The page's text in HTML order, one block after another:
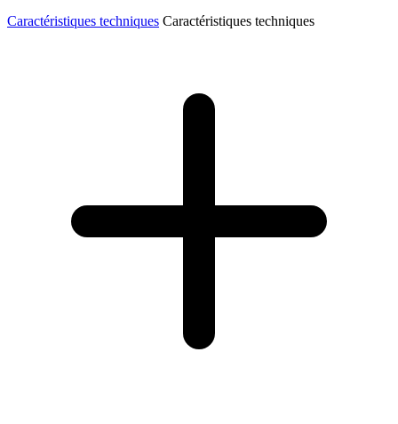
Caractéristiques techniques Caractéristiques techniques